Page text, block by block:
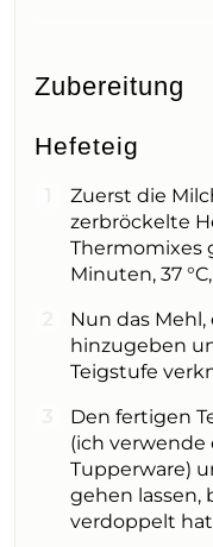
Zubereitung
Hefeteig
Zuerst die
zerbröckelte
Thermomixes
Minuten, 37
Nun das
hinzugeben
Teigstufe
Den fertigen
(ich verwende
Tupperware)
gehen lassen,
verdoppelt